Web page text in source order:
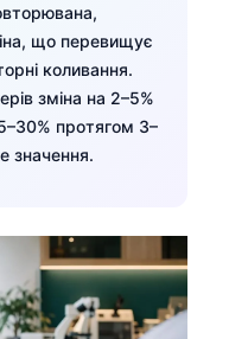
що перевищує
коливання.
зміна на 2–5%
протягом 3–
значення.